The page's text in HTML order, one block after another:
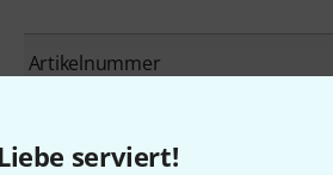
serviert!
Artikelnummer